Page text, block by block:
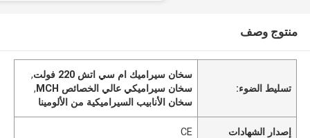
منتوج وصف
تسليط الضوء:
سخان سيراميك ام سي اتش 220 فولت
,
سخان سيراميكي عالي الخصائص MCH
,
سخان الأنابيب السيراميكية من الألومينا
إصدار الشهادات CE